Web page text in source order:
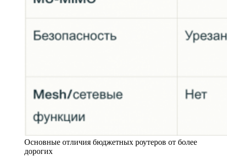
Основные отличия бюджетных роутеров от более
дорогих